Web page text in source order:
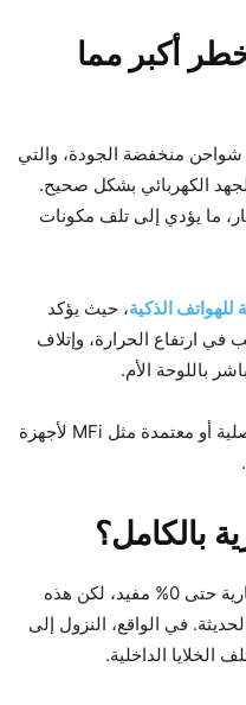
أكبر مما
شواحن منخفضة الجودة، والتي
الكهربائي بشكل صحيح.
ما يؤدي إلى تلف مكونات
الذكية، حيث يؤكد
ارتفاع الحرارة، وإتلاف
باللوحة الأم.
لذلك يُنصح دائمًا باستخدام شواحن أصلية أو معتمدة مثل MFi لأجهزة
بالكامل؟
من المعتقدات القديمة أن تفريغ البطارية حتى 0% مفيد، لكن هذه
في الواقع، النزول إلى
الداخلية.